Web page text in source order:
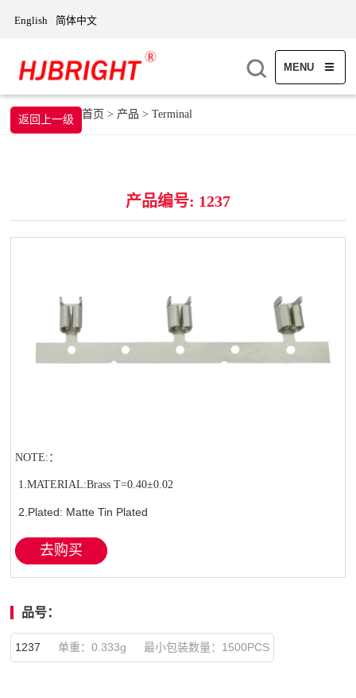
English 简体中文
MENU
返回上一级 首页 > 产品 >Terminal
产品编号: 1237
NOTE:：
1.MATERIAL:Brass T=0.40±0.02
2.Plated: Matte Tin Plated
去购买
品号：
1237 单重：0.333g 最小包装数量：1500PCS